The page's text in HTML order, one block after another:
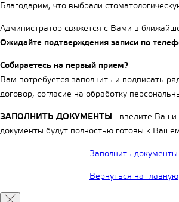
Благодарим, что выбрали
Администратор свяжется с Вами в
Ожидайте подтверждения записи по
Собираетесь на первый прием?
Вам потребуется заполнить и подписать
договор, согласие на обработку
ЗАПОЛНИТЬ ДОКУМЕНТЫ - введите Ваши
документы будут полностью готовы к
Заполнить документы
Вернуться на главную